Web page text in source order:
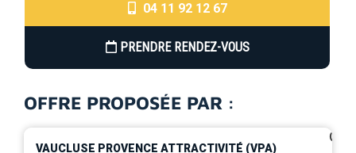
04 11 92 12 67
PRENDRE RENDEZ-VOUS
OFFRE PROPOSÉE PAR :
VAUCLUSE PROVENCE ATTRACTIVITÉ (VPA)
0